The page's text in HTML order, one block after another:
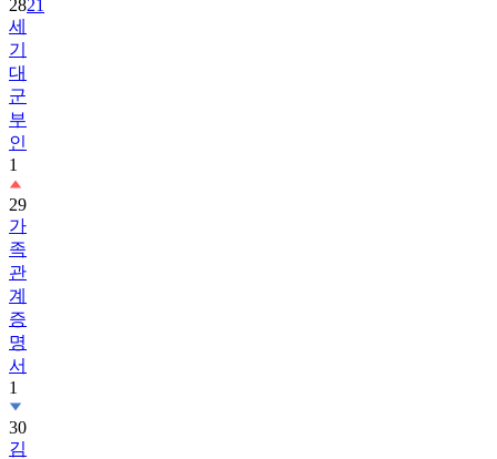
2821
세
기
대
군
부
인
1
29
가
족
관
계
증
명
서
1
30
김